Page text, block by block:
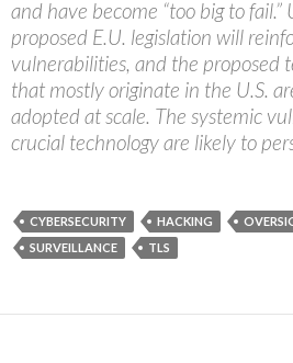
and have become “too big to fail.”
proposed E.U. legislation will
vulnerabilities, and the proposed
that mostly originate in the U.S.
adopted at scale. The systemic
crucial technology are likely to
CYBERSECURITY HACKING
SURVEILLANCE
TLS